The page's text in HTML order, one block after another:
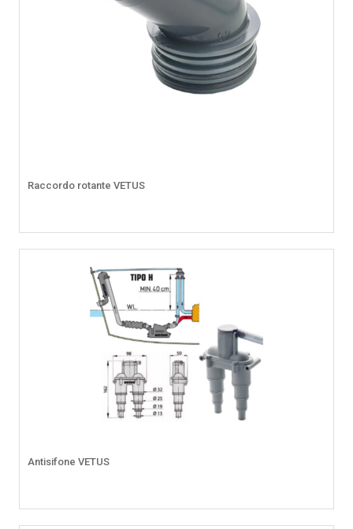
Raccordo rotante VETUS
Antisifone VETUS